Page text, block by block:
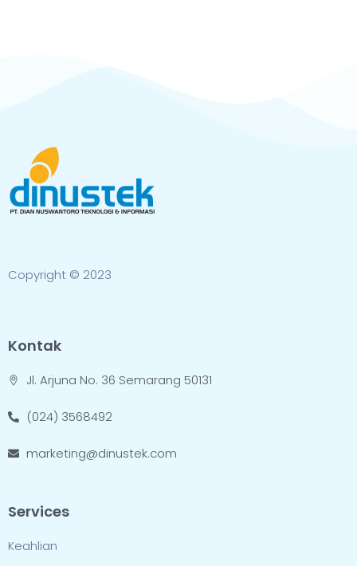
Copyright © 2023
Kontak
Jl. Arjuna No. 36 Semarang 50131
(024) 3568492
marketing@dinustek.com
Services
Keahlian